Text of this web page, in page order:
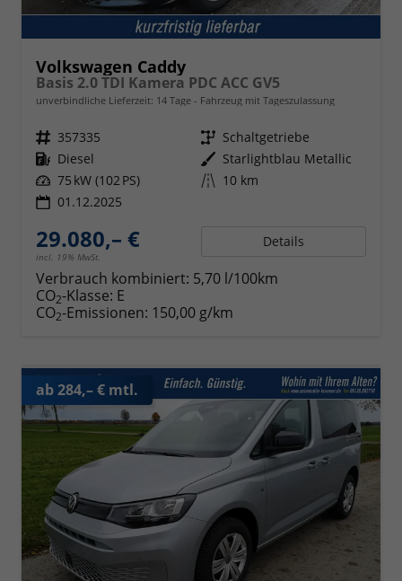
Volkswagen Caddy
Basis 2.0 TDI Kamera PDC ACC GV5
unverbindliche Lieferzeit: 14 Tage Fahrzeug mit Tageszulassung
Fahrzeugnr. 357335 Getriebe Schaltgetriebe
Kraftstoff Diesel Außenfarbe Starlightblau Metallic
Leistung 75 kW (102 PS) Kilometerstand 10 km
01.12.2025
29.080,– €
incl. 19% MwSt.
Details
Verbrauch kombiniert: 5,70 l/100km
CO2-Klasse: E
CO2-Emissionen: 150,00 g/km
ab 284,– € mtl.